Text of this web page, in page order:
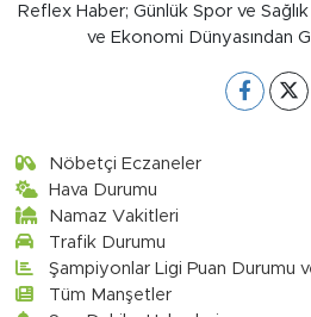
Reflex Haber; Günlük Spor ve Sağlık
ve Ekonomi Dünyasından
Nöbetçi Eczaneler
Hava Durumu
Namaz Vakitleri
Trafik Durumu
Şampiyonlar Ligi Puan Durumu
Tüm Manşetler